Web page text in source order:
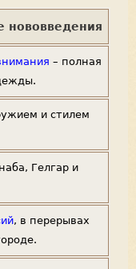
нововведения
– полная
и стилем
Гелгар и
, в перерывах